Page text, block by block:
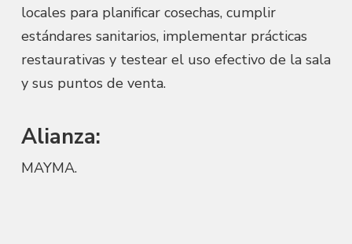
locales para planificar cosechas, cumplir
estándares sanitarios, implementar prácticas
restaurativas y testear el uso efectivo de la sala
y sus puntos de venta.
Alianza:
MAYMA.